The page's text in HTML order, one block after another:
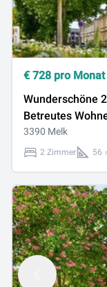
€ 728 pro Monat
Wunderschöne
Betreutes
3390 Melk
2 Zimmer 56